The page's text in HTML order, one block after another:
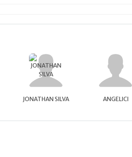
JONATHAN SILVA ANGELICI